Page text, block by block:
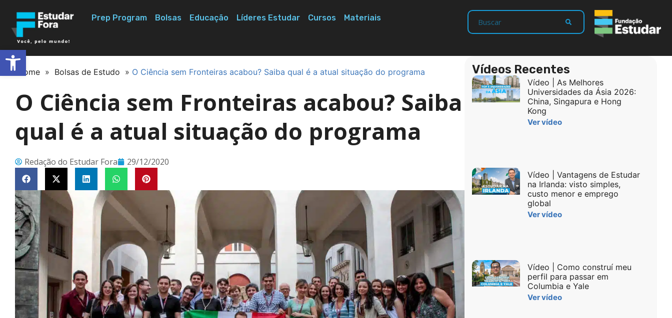
Prep Program Bolsas Educação Líderes Estudar Cursos Materiais
Home » Bolsas de Estudo » O Ciência sem Fronteiras acabou? Saiba qual é a atual situação do programa
O Ciência sem Fronteiras acabou? Saiba
qual é a atual situação do programa
Redação do Estudar Fora 29/12/2020
Vídeos Recentes
Vídeo | As Melhores
Universidades da Ásia 2026:
China, Singapura e Hong
Kong
Ver vídeo
Vídeo | Vantagens de Estudar
na Irlanda: visto simples,
custo menor e emprego
global
Ver vídeo
Vídeo | Como construí meu
perfil para passar em
Columbia e Yale
Ver vídeo
Abrir a barra de ferramentas